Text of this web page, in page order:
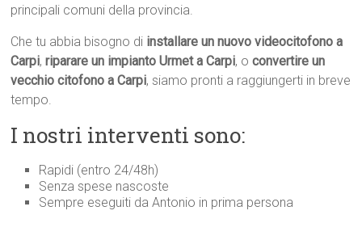
principali comuni della provincia.
Che tu abbia bisogno di installare un nuovo videocitofono a
Carpi,riparare un impianto Urmet a Carpi, oconvertire un
vecchio citofono a Carpi, siamo pronti a raggiungerti in breve
tempo.
I nostri interventi sono:
Rapidi (entro 24/48h)
Senza spese nascoste
Sempre eseguiti da Antonio in prima persona